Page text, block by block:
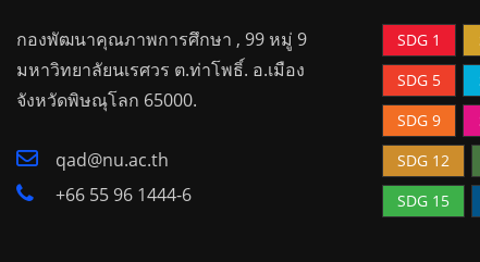
กองพัฒนาคุณภาพการศึกษา , 99 หมู่ 9
มหาวิทยาลัยนเรศวร ต.ท่าโพธิ์. อ.เมือง
จังหวัดพิษณุโลก 65000.
qad@nu.ac.th
+66 55 96 1444-6
SDG 1
SDG 5
SDG 9
SDG 12
SDG 15